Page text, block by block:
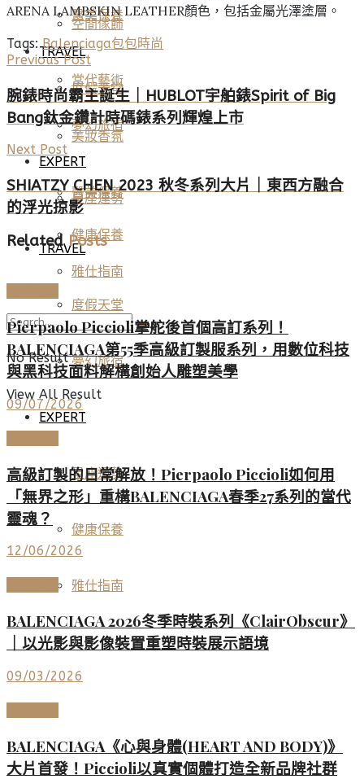
空間傢飾
當代藝術
美妝香氛
醫美保養
TRAVEL
度假天堂
夢幻旅宿
EXPERT
星座運勢
健康保養
雅仕指南
醫美保養
TRAVEL
度假天堂
夢幻旅宿
EXPERT
星座運勢
健康保養
雅仕指南
No Result
View All Result
ARENA LAMBSKIN LEATHER顏色，包括金屬光澤塗層。
Tags: Balenciaga包包時尚
Previous Post
腕錶時尚霸主誕生｜HUBLOT宇舶錶Spirit of Big
Bang鈦金鑽計時碼錶系列輝煌上市
Next Post
SHIATZY CHEN 2023 秋冬系列大片｜東西方融合
的浮光掠影
RelatedPosts
Pierpaolo Piccioli掌舵後首個高訂系列！
BALENCIAGA第55季高級訂製服系列，用數位科技
與黑科技面料解構創始人雕塑美學
09/07/2026
高級訂製的日常解放！Pierpaolo Piccioli如何用
「無界之形」重構BALENCIAGA春季27系列的當代
靈魂？
12/06/2026
BALENCIAGA 2026冬季時裝系列《ClairObscur》
｜以光影與影像裝置重塑時裝展示語境
09/03/2026
BALENCIAGA《心與身體(HEART AND BODY)》
大片首發！Piccioli以真實個體打造全新品牌社群